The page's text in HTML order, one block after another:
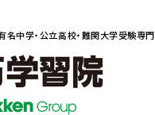
名中学・公立高校・難関大学受験専門